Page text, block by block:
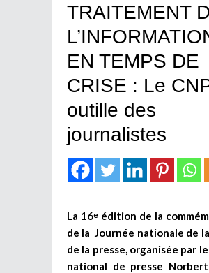
TRAITEMENT
EN TEMPS DE
CRISE : Le
outille des
journalistes
La 16e édition de la
de la Journée nationale de
de la presse, organisée par
national de presse